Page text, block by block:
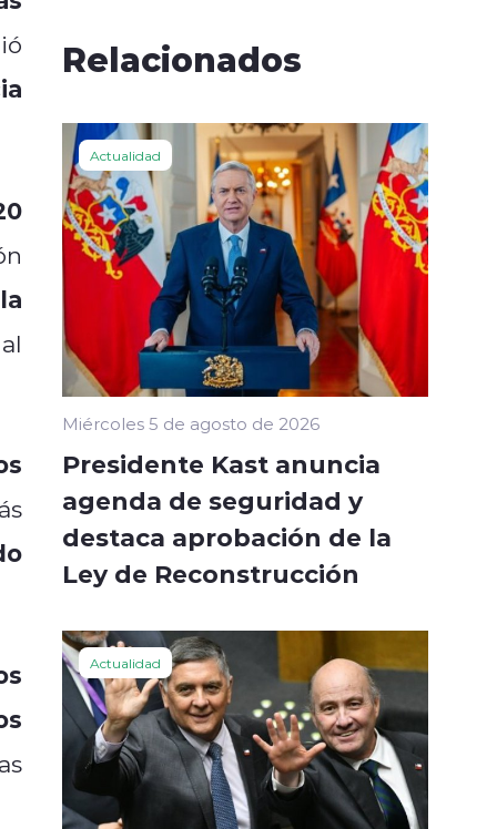
Relacionados
Actualidad
Miércoles 5 de agosto de 2026
Presidente Kast anuncia
agenda de seguridad y
destaca aprobación de la
Ley de Reconstrucción
Actualidad